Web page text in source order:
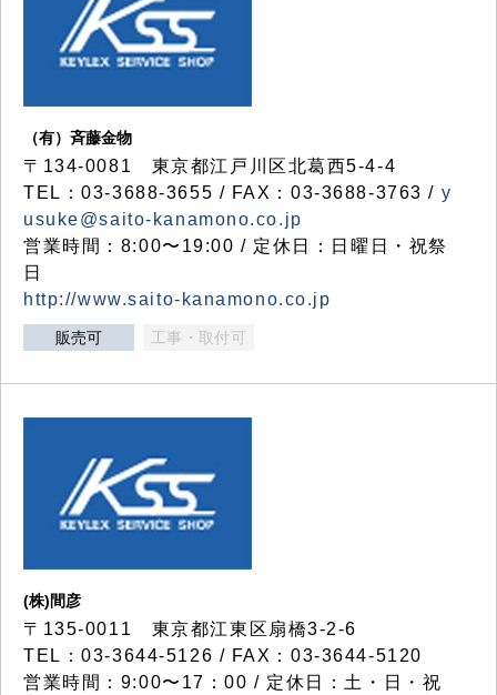
（有）斉藤金物
〒134-0081 東京都江戸川区北葛西5-4-4
TEL：03-3688-3655 / FAX：03-3688-3763 / y
usuke@saito-kanamono.co.jp
営業時間：8:00〜19:00 / 定休日：日曜日・祝祭
日
http://www.saito-kanamono.co.jp
販売可 工事・取付可
(株)間彦
〒135-0011 東京都江東区扇橋3-2-6
TEL：03-3644-5126 / FAX：03-3644-5120
営業時間：9:00〜17：00 / 定休日：土・日・祝